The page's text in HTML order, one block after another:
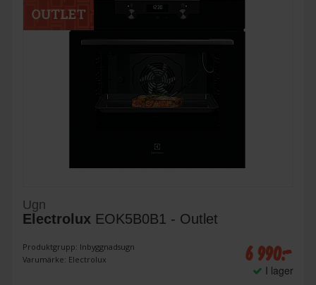
Ugn
Electrolux EOK5B0B1 - Outlet
Produktgrupp: Inbyggnadsugn
Varumärke: Electrolux
6 990:-
I lager